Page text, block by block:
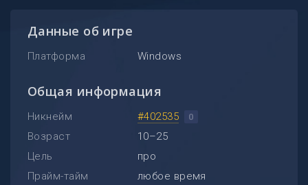
Данные об игре
Платформа Windows
Общая информация
Никнейм #402535 0
Возраст
10–25
Цель
про
Прайм-тайм
любое время